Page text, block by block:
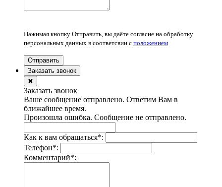
Нажимая кнопку Отправить, вы даёте согласие на обработку
персональных данных в соответсвии с положением
Отправить
Заказать звонок
✖
Заказать звонок
Ваше сообщение отправлено. Ответим Вам в
ближайшее время.
Произошла ошибка. Сообщение не отправлено.
Как к вам обращаться*:
Телефон*:
Комментарий*: